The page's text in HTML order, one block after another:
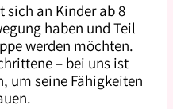
sich an Kinder ab 8
haben und Teil
werden möchten.
– bei uns ist
um seine Fähigkeiten